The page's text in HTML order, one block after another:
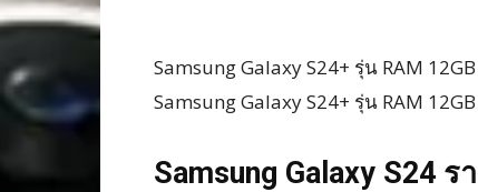
Samsung Galaxy S24+ รุ่น RAM
Samsung Galaxy S24+ รุ่น RAM
Samsung Galaxy S24 ร